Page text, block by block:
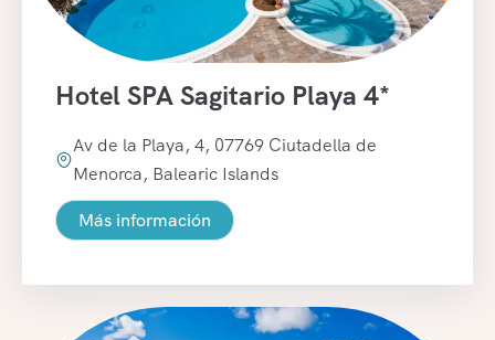
Hotel SPA Sagitario Playa 4*
Av de la Playa, 4, 07769 Ciutadella de
Menorca, Balearic Islands
Más información